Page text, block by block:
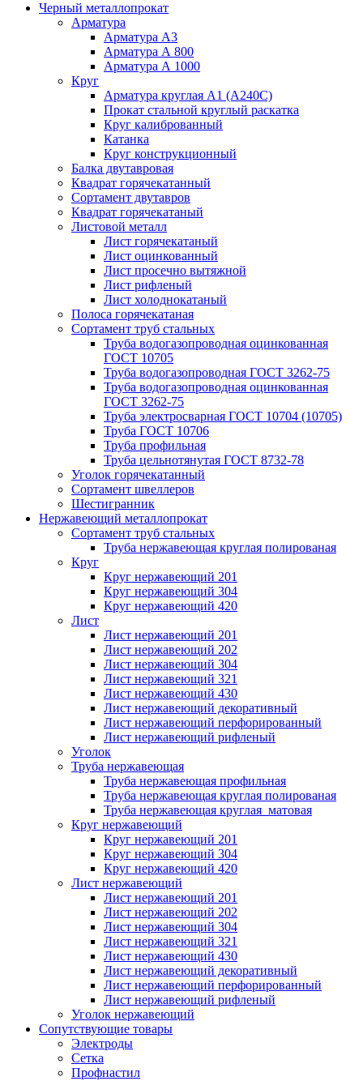
Черный металлопрокат
Арматура
Арматура А3
Арматура А 800
Арматура А 1000
Круг
Арматура круглая А1 (А240C)
Прокат стальной круглый раскатка
Круг калиброванный
Катанка
Круг конструкционный
Балка двутавровая
Квадрат горячекатанный
Сортамент двутавров
Квадрат горячекатаный
Листовой металл
Лист горячекатаный
Лист оцинкованный
Лист просечно вытяжной
Лист рифленый
Лист холоднокатаный
Полоса горячекатаная
Сортамент труб стальных
Труба водогазопроводная оцинкованная
ГОСТ 10705
Труба водогазопроводная ГОСТ 3262-75
Труба водогазопроводная оцинкованная
ГОСТ 3262-75
Труба электросварная ГОСТ 10704 (10705)
Труба ГОСТ 10706
Труба профильная
Труба цельнотянутая ГОСТ 8732-78
Уголок горячекатанный
Сортамент швеллеров
Шестигранник
Нержавеющий металлопрокат
Сортамент труб стальных
Труба нержавеющая круглая полированая
Круг
Круг нержавеющий 201
Круг нержавеющий 304
Круг нержавеющий 420
Лист
Лист нержавеющий 201
Лист нержавеющий 202
Лист нержавеющий 304
Лист нержавеющий 321
Лист нержавеющий 430
Лист нержавеющий декоративный
Лист нержавеющий перфорированный
Лист нержавеющий рифленый
Уголок
Труба нержавеющая
Труба нержавеющая профильная
Труба нержавеющая круглая полированая
Труба нержавеющая круглая матовая
Круг нержавеющий
Круг нержавеющий 201
Круг нержавеющий 304
Круг нержавеющий 420
Лист нержавеющий
Лист нержавеющий 201
Лист нержавеющий 202
Лист нержавеющий 304
Лист нержавеющий 321
Лист нержавеющий 430
Лист нержавеющий декоративный
Лист нержавеющий перфорированный
Лист нержавеющий рифленый
Уголок нержавеющий
Cопутствующие товары
Электроды
Сетка
Профнастил